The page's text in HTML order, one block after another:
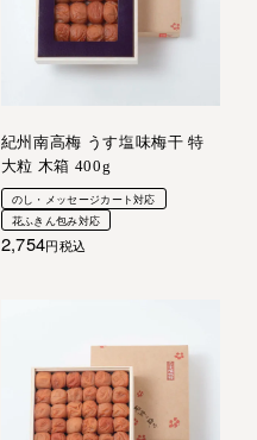
紀州南高梅 うす塩味梅干 特
大粒 木箱 400g
のし・メッセージカート対応
花ふきん包み対応
2,754 税込